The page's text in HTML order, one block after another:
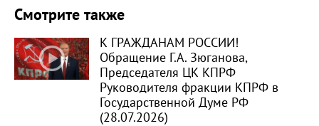
Смотрите также
К ГРАЖДАНАМ РОССИИ!
Обращение Г.А. Зюганова,
Председателя ЦК КПРФ
Руководителя фракции КПРФ в
Государственной Думе РФ
(28.07.2026)